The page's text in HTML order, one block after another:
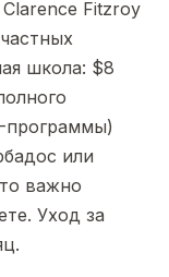
Fitzroy
школа: $8
программы)
или
важно
Уход за